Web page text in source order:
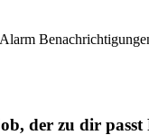
der zu dir passt